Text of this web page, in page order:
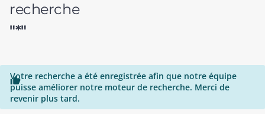
recherche
"*"

Votre recherche a été enregistrée afin que notre équipe
puisse améliorer notre moteur de recherche. Merci de
revenir plus tard.